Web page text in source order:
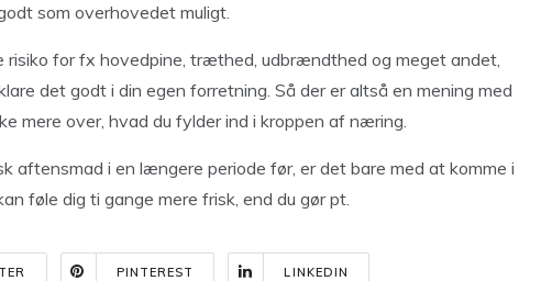
som overhovedet muligt.
risiko for fx hovedpine, træthed, udbrændthed og meget andet,
det godt i din egen forretning. Så der er altså en mening med
mere over, hvad du fylder ind i kroppen af næring.
aftensmad i en længere periode før, er det bare med at komme i
føle dig ti gange mere frisk, end du gør pt.
PINTEREST LINKEDIN